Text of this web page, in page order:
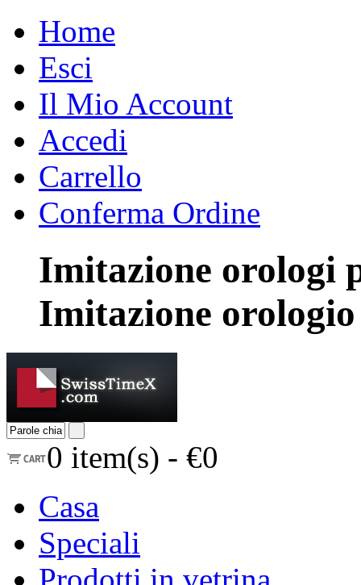
Home
Esci
Il Mio Account
Accedi
Carrello
Conferma Ordine
Imitazione orologi
Imitazione orologio
0 item(s) - €0
Casa
Speciali